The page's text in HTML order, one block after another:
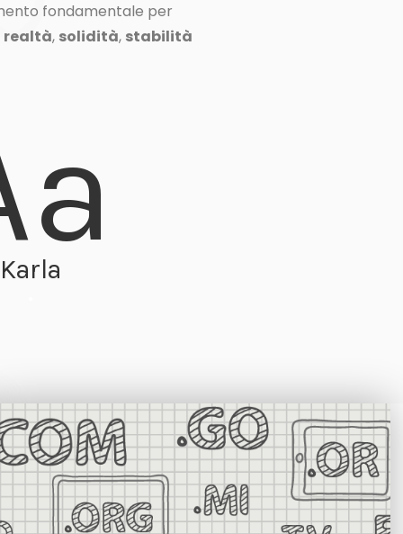
fondamentale per
realtà, solidità, stabilità
Karla